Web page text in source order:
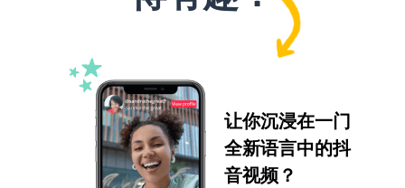
让你沉浸在一门
全新语言中的抖
音视频？